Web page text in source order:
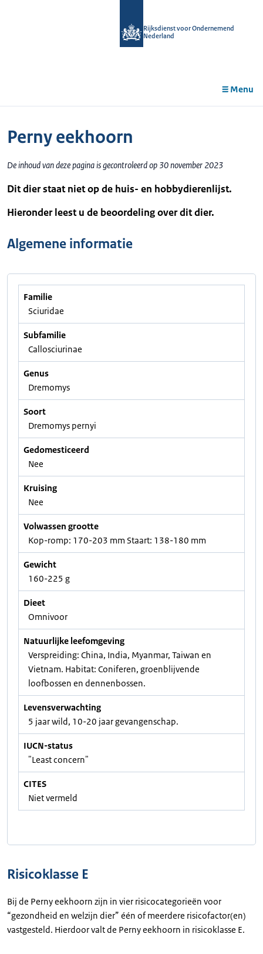
Rijksdienst voor Ondernemend
Nederland
Menu
Perny eekhoorn
De inhoud van deze pagina is gecontroleerd op 30 november 2023
Dit dier staat niet op de huis- en hobbydierenlijst.
Hieronder leest u de beoordeling over dit dier.
Algemene informatie
Familie
Sciuridae
Subfamilie
Callosciurinae
Genus
Dremomys
Soort
Dremomys pernyi
Gedomesticeerd
Nee
Kruising
Nee
Volwassen grootte
Kop-romp: 170-203 mm Staart: 138-180 mm
Gewicht
160-225 g
Dieet
Omnivoor
Natuurlijke leefomgeving
Verspreiding: China, India, Myanmar, Taiwan en
Vietnam. Habitat: Coniferen, groenblijvende
loofbossen en dennenbossen.
Levensverwachting
5 jaar wild, 10-20 jaar gevangenschap.
IUCN-status
"Least concern"
CITES
Niet vermeld
Risicoklasse E
Bij de Perny eekhoorn zijn in vier risicocategorieën voor
“gezondheid en welzijn dier” één of meerdere risicofactor(en)
vastgesteld. Hierdoor valt de Perny eekhoorn in risicoklasse E.